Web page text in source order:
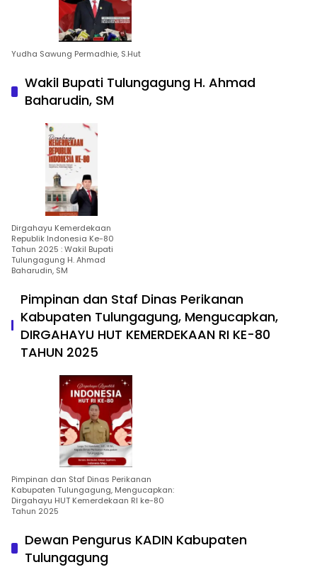
Yudha Sawung Permadhie, S.Hut
Wakil Bupati Tulungagung H. Ahmad
Baharudin, SM
Dirgahayu Kemerdekaan
Republik Indonesia Ke-80
Tahun 2025 : Wakil Bupati
Tulungagung H. Ahmad
Baharudin, SM
Pimpinan dan Staf Dinas Perikanan
Kabupaten Tulungagung, Mengucapkan,
DIRGAHAYU HUT KEMERDEKAAN RI KE-80
TAHUN 2025
Pimpinan dan Staf Dinas Perikanan
Kabupaten Tulungagung, Mengucapkan:
Dirgahayu HUT Kemerdekaan RI ke-80
Tahun 2025
Dewan Pengurus KADIN Kabupaten
Tulungagung